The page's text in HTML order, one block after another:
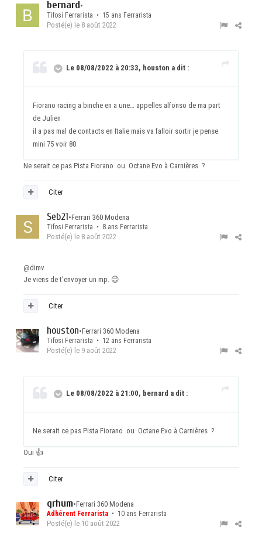
bernard•
Tifosi Ferrarista • 15 ans Ferrarista
Posté(e) le 8 août 2022
Le 08/08/2022 à 20:33, houston a dit :
Fiorano racing a binche en a une… appelles alfonso de ma part
de Julien
il a pas mal de contacts en Italie mais va falloir sortir je pense
mini 75 voir 80
Ne serait ce pas Pista Fiorano ou Octane Evo à Carnières ?
Citer
Seb21•Ferrari 360 Modena
Tifosi Ferrarista • 8 ans Ferrarista
Posté(e) le 8 août 2022
@dimv
Je viens de t’envoyer un mp. 😉
Citer
houston•Ferrari 360 Modena
Tifosi Ferrarista • 12 ans Ferrarista
Posté(e) le 9 août 2022
Le 08/08/2022 à 21:00, bernard a dit :
Ne serait ce pas Pista Fiorano ou Octane Evo à Carnières ?
Oui 👍
Citer
grhum•Ferrari 360 Modena
Adhérent Ferrarista • 10 ans Ferrarista
Posté(e) le 10 août 2022